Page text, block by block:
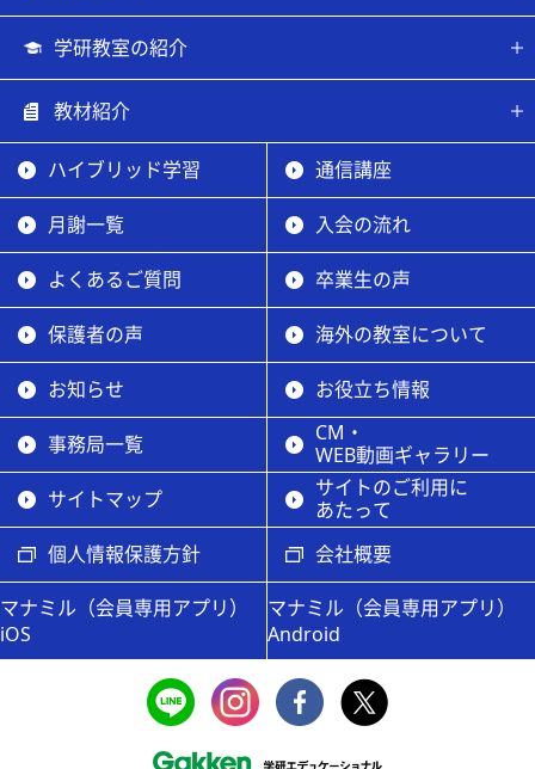
学研教室の紹介
教材紹介
ハイブリッド学習 通信講座
月謝一覧 入会の流れ
よくあるご質問 卒業生の声
保護者の声 海外の教室について
お知らせ お役立ち情報
事務局一覧
CM・
WEB動画ギャラリー
サイトマップ
サイトのご利用に
あたって
個人情報保護方針
会社概要
マナミル（会員専用アプリ）
iOS
マナミル（会員専用アプリ）
Android